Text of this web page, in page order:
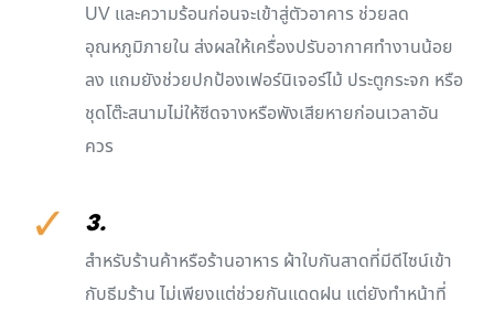
UV และความร้อนก่อนจะเข้าสู่ตัวอาคาร ช่วยลด
อุณหภูมิภายใน ส่งผลให้เครื่องปรับอากาศทำงานน้อย
ลง แถมยังช่วยปกป้องเฟอร์นิเจอร์ไม้ ประตูกระจก หรือ
ชุดโต๊ะสนามไม่ให้ซีดจางหรือพังเสียหายก่อนเวลาอัน
ควร
✓ 3.
สำหรับร้านค้าหรือร้านอาหาร ผ้าใบกันสาดที่มีดีไซน์เข้า
กับธีมร้าน ไม่เพียงแต่ช่วยกันแดดฝน แต่ยังทำหน้าที่